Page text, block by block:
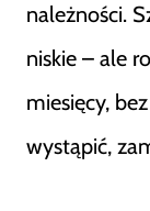
należności.
niskie – ale
miesięcy,
wystąpić,